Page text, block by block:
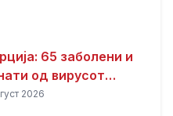
65 заболени и
од вирусот
2026